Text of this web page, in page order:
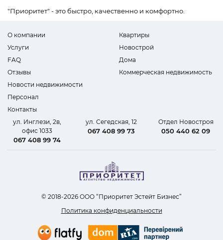
"Приоритет" - это быстро, качественно и комфортно.
О компании
Услуги
FAQ
Отзывы
Новости недвижимости
Персонал
Контакты
Квартиры
Новострой
Дома
Коммерческая недвижимость
ул. Инглези, 2в,
офис 1033
067 408 99 74
ул. Сегедская, 12
067 408 99 73
Отдел Новостроя
050 440 62 09
© 2018-2026 ООО “Приоритет Эстейт Бизнес”
Политика конфиденциальности